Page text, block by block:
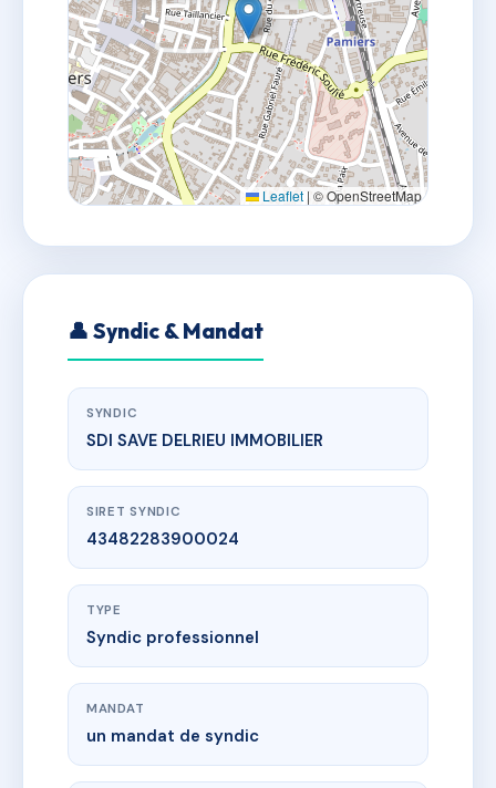
Leaflet | © OpenStreetMap
👤 Syndic & Mandat
SYNDIC
SDI SAVE DELRIEU IMMOBILIER
SIRET SYNDIC
43482283900024
TYPE
Syndic professionnel
MANDAT
un mandat de syndic